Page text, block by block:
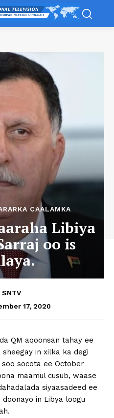
CAALAMKA
Libiya
oo is
SNTV
17, 2020
QM aqoonsan tahay ee
sheegay in xilka ka degi
socota ee October
maamul cusub, waase
siyaasadeed ee
in Libya loogu